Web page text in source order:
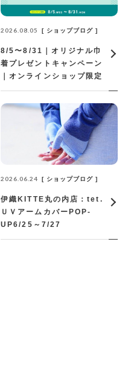
2026.08.05 ショップブログ
8/5〜8/31｜オリジナル巾
着プレゼントキャンペーン
｜オンラインショップ限定
2026.06.24 ショップブログ
伊織KITTE丸の内店：tet.
ＵＶアームカバーPOP‐
UP6/25～7/27